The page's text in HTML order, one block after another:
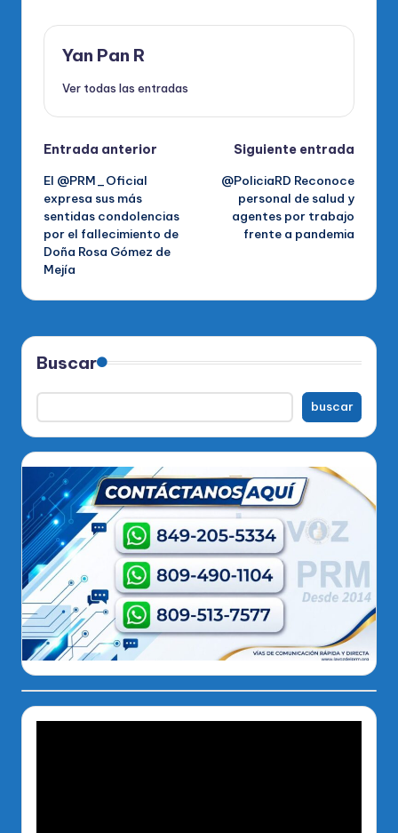
Yan Pan R
Ver todas las entradas
Navegación
de
entradas
Entrada anterior
El @PRM_Oficial
expresa sus más
sentidas condolencias
por el fallecimiento de
Doña Rosa Gómez de
Mejía
Siguiente entrada
@PoliciaRD Reconoce
personal de salud y
agentes por trabajo
frente a pandemia
Buscar
buscar